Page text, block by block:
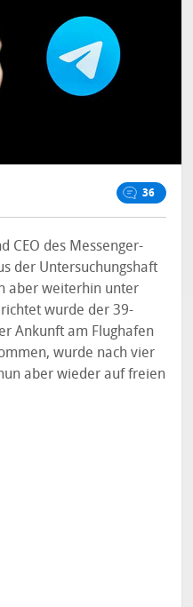
36
CEO des Messenger-
der Untersuchungshaft
aber weiterhin unter
wurde der 39-
Ankunft am Flughafen
wurde nach vier
aber wieder auf freien